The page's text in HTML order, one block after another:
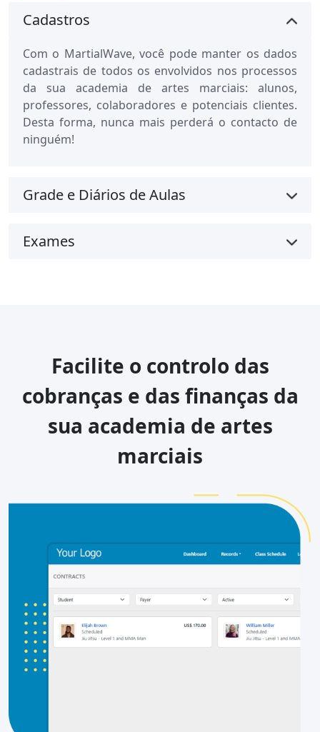
Cadastros
Com o MartialWave, você pode manter os dados
cadastrais de todos os envolvidos nos processos
da sua academia de artes marciais: alunos,
professores, colaboradores e potenciais clientes.
Desta forma, nunca mais perderá o contacto de
ninguém!
Grade e Diários de Aulas
Exames
Facilite o controlo das
cobranças e das finanças da
sua academia de artes
marciais